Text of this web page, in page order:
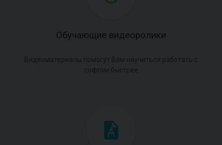
Обучающие видеоролики